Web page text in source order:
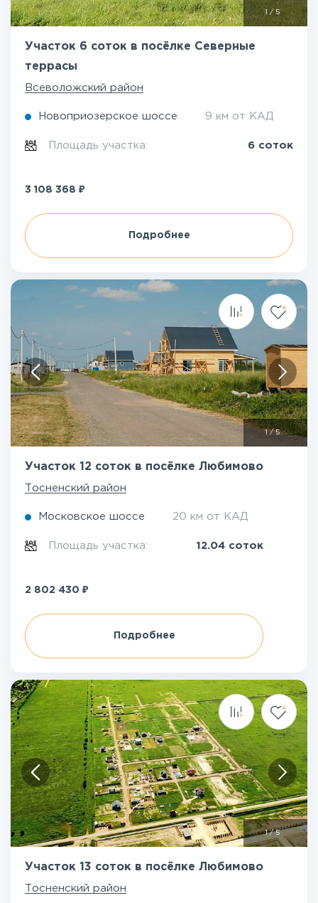
1 /5
Участок 6 соток в посёлке Северные
террасы
Всеволожский район
Новоприозерское шоссе 9 км от КАД
Площадь участка: 6 соток
3 108 368 ₽
Подробнее
1 /5
Участок 12 соток в посёлке Любимово
Тосненский район
Московское шоссе 20 км от КАД
Площадь участка: 12.04 соток
2 802 430 ₽
Подробнее
1/5
Участок 13 соток в посёлке Любимово
Тосненский район